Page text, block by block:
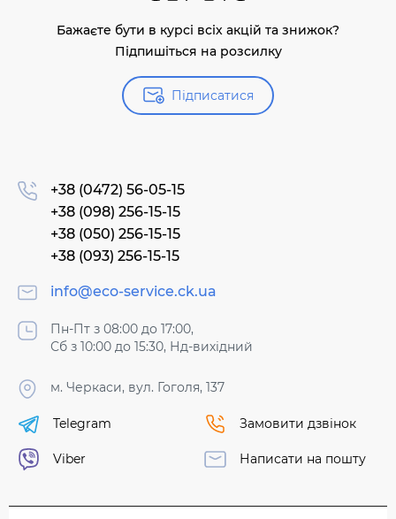
Бажаєте бути в курсі всіх акцій та знижок?
Підпишіться на розсилку
Підписатися
+38 (0472) 56-05-15
+38 (098) 256-15-15
+38 (050) 256-15-15
+38 (093) 256-15-15
info@eco-service.ck.ua
Пн-Пт з 08:00 до 17:00,
Сб з 10:00 до 15:30, Нд-вихідний
м. Черкаси, вул. Гоголя, 137
Telegram
Viber
Замовити дзвінок
Написати на пошту